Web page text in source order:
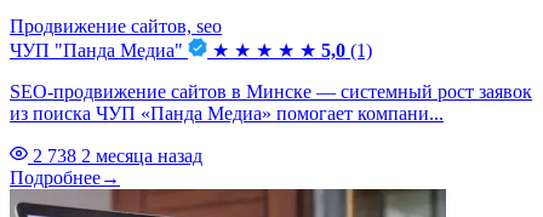
Продвижение сайтов, seo
ЧУП "Панда Медиа"
★ ★ ★ ★ ★ 5,0 (1)
SEO-продвижение сайтов в Минске — системный рост заявок
из поиска ЧУП «Панда Медиа» помогает компани...
2 738 2 месяца назад
Подробнее→